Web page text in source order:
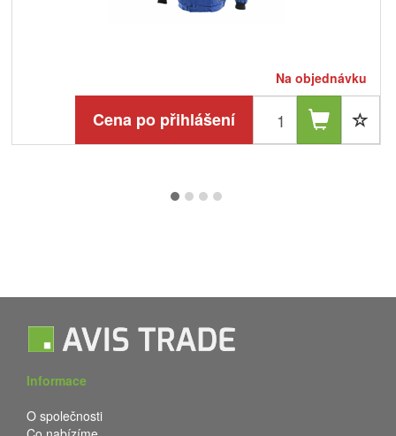
Na objednávku
Cena po přihlášení
Informace
O společnosti